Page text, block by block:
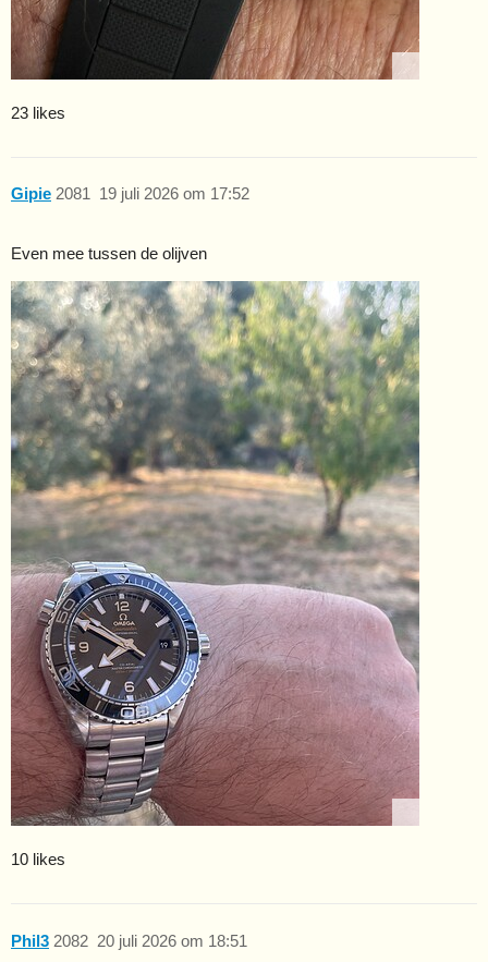
23 likes
Gipie 19 juli 2026 om 17:52
2081
Even mee tussen de olijven
10 likes
Phil3 20 juli 2026 om 18:51
2082